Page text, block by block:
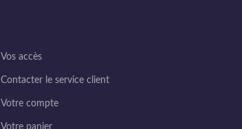
Vos accès
Contacter le service client
Votre compte
Votre panier